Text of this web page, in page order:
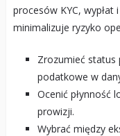
procesów KYC,
minimalizuje ryzyko
Zrozumieć status
podatkowe w
Ocenić płynność
prowizji.
Wybrać między